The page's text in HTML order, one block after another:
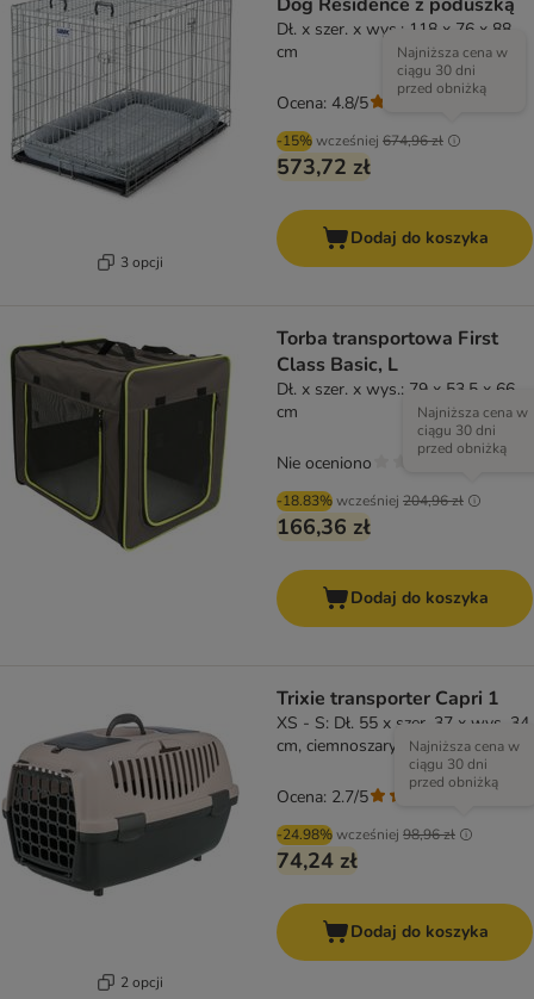
3 opcji
Dł. x szer. x wys.: 118 x 76 x 88
cm
-15%wcześniej 674,96 zł
Najniższa cena w
ciągu 30 dni
przed obniżką
573,72 zł
Ocena: 4.8/5
Dodaj do koszyka
Torba transportowa First
Class Basic, L
Dł. x szer. x wys.: 79 x 53,5 x 66
cm
-18.83%wcześniej 204,96 zł
Najniższa cena w
ciągu 30 dni
przed obniżką
166,36 zł
Nie oceniono
Dodaj do koszyka
2 opcji
Trixie transporter Capri 1
XS - S: Dł. 55 x szer. 37 x wys. 34
cm, ciemnoszary/różowy
-24.98%wcześniej 98,96 zł
Najniższa cena w
ciągu 30 dni
przed obniżką
74,24 zł
Ocena: 2.7/5
Dodaj do koszyka